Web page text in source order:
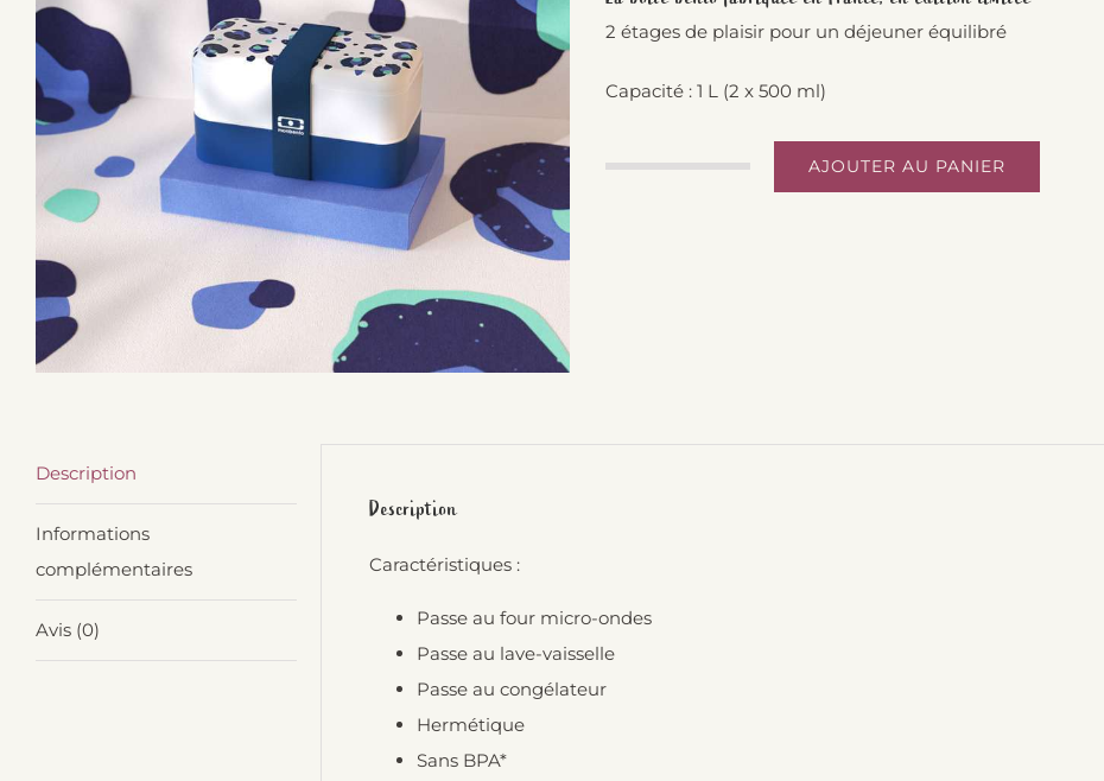
2 étages de plaisir pour un déjeuner équilibré
Capacité : 1 L (2 x 500 ml)
AJOUTER AU PANIER
Description
Informations
complémentaires
Avis (0)
Description
Caractéristiques :
Passe au four micro-ondes
Passe au lave-vaisselle
Passe au congélateur
Hermétique
Sans BPA*